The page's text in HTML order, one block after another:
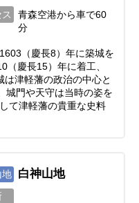
青森空港から車で60
分
（慶長8）年に築城を
（慶長15）年に着工、
津軽藩の政治の中心と
城門や天守は当時の姿を
て津軽藩の貴重な史料
地 白神山地